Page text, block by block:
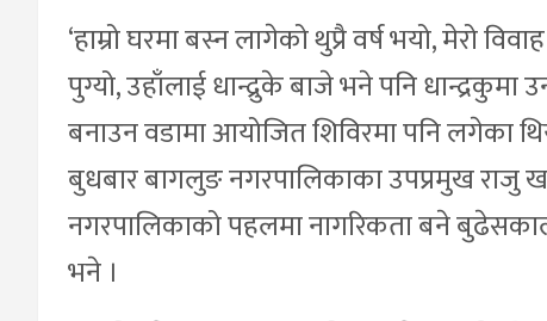
‘हाम्रो घरमा बस्न लागेको थुप्रै वर्ष भयो, मेरो
पुग्यो, उहाँलाई धान्द्रुके बाजे भने पनि
बनाउन वडामा आयोजित शिविरमा पनि लगेका
बुधबार बागलुङ नगरपालिकाका उपप्रमुख
नगरपालिकाको पहलमा नागरिकता बने
भने ।